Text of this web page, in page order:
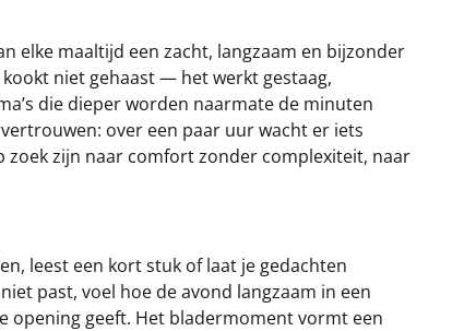
elke maaltijd een zacht, langzaam en bijzonder
niet gehaast — het werkt gestaag,
die dieper worden naarmate de minuten
over een paar uur wacht er iets
zoek zijn naar comfort zonder complexiteit, naar
leest een kort stuk of laat je gedachten
past, voel hoe de avond langzaam in een
opening geeft. Het bladermoment vormt een